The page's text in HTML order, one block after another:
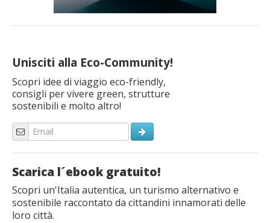
Unisciti alla Eco-Community!
Scopri idee di viaggio eco-friendly,
consigli per vivere green, strutture
sostenibili e molto altro!
Scarica l´ebook gratuito!
Scopri un'Italia autentica, un turismo alternativo e
sostenibile raccontato da cittandini innamorati delle
loro città.